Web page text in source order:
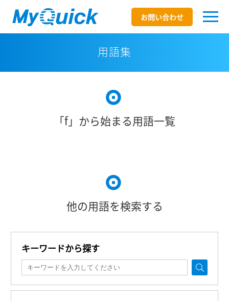
お問い合わせ
用語集
「f」から始まる用語一覧
他の用語を検索する
キーワードから探す